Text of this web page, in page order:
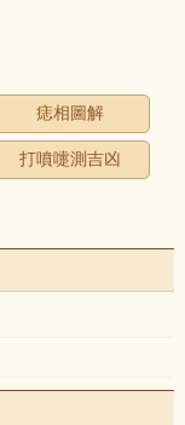
痣相圖解
打噴嚏測吉凶